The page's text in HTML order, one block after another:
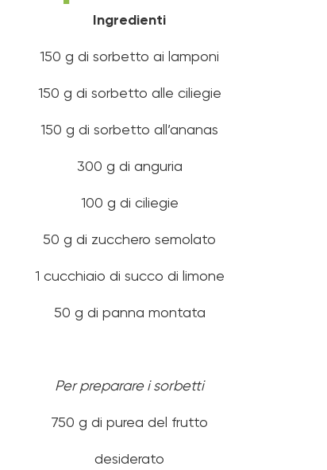
Ingredienti
150 g di sorbetto ai lamponi
150 g di sorbetto alle ciliegie
150 g di sorbetto all’ananas
300 g di anguria
100 g di ciliegie
50 g di zucchero semolato
1 cucchiaio di succo di limone
50 g di panna montata
Per preparare i sorbetti
750 g di purea del frutto
desiderato